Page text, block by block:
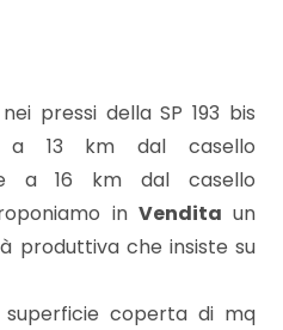
pressi della SP 193 bis
a 13 km dal casello
a 16 km dal casello
in Vendita un
produttiva che insiste su
superficie coperta di mq